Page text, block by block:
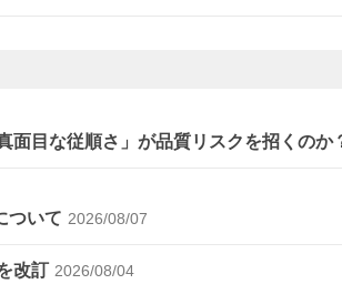
面目な従順さ」が品質リスクを招くのか
ついて 2026/08/07
改訂 2026/08/04